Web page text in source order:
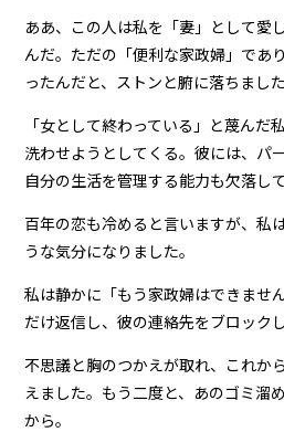
ああ、この人は私を「妻」として愛
んだ。ただの「便利な家政婦」であ
ったんだと、ストンと腑に落ちました
「女として終わっている」と蔑んだ
洗わせようとしてくる。彼には、パ
自分の生活を管理する能力も欠落し
百年の恋も冷めると言いますが、私
うな気分になりました。
私は静かに「もう家政婦はできませ
だけ返信し、彼の連絡先をブロック
不思議と胸のつかえが取れ、これか
えました。もう二度と、あのゴミ溜
から。